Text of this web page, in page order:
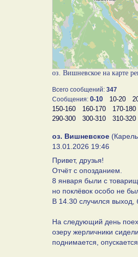
оз. Вишневское на карте
Всего сообщений: 347
Сообщения: 0-10 10-20
150-160
160-170 170-180
290-300
300-310 310-320
оз. Вишневское
13.01.2026 19:46
Привет, друзья!
Отчёт с опозданием.
8 января были с
но поклёвок особо не
В 14.30 случился выход,
На следующий день
озеру жерличники
поднимается,